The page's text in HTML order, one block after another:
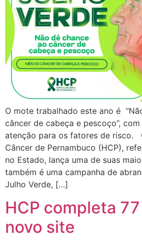
O mote trabalhado este ano é
câncer de cabeça e pescoço”,
atenção para os fatores de risco.
Câncer de Pernambuco (HCP),
no Estado, lança uma de suas
também é uma campanha de
Julho Verde, […]
HCP completa
novo site